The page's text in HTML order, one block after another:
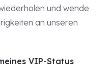
und wende
an unseren
VIP-Status